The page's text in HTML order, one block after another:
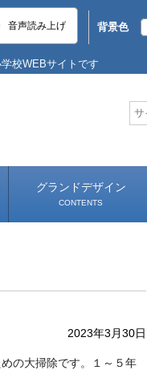
音声読み上げ 背景色
校WEBサイトです
グランドデザイン
CONTENTS
2023年3月30日
の大掃除です。１～５年